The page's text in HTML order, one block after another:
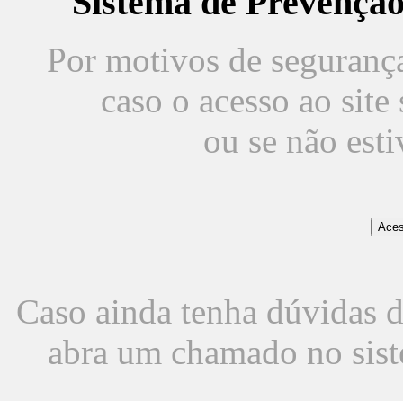
Por motivos de
caso o acesso ao
ou se não
Caso ainda tenha dúvidas
abra um chamado no